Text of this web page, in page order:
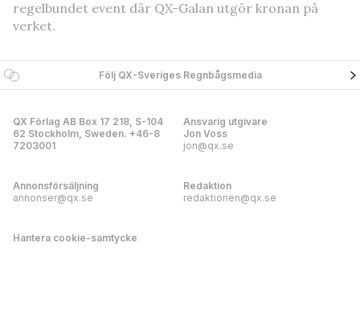
regelbundet event där QX-Galan utgör kronan på
verket.
Följ QX-Sveriges Regnbågsmedia
QX Förlag AB Box 17 218, S-104
62 Stockholm, Sweden. +46-8
7203001
Ansvarig utgivare
Jon Voss
jon@qx.se
Annonsförsäljning
annonser@qx.se
Redaktion
redaktionen@qx.se
Hantera cookie-samtycke